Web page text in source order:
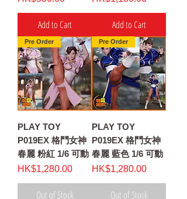
Add to Cart Add to Cart
Pre Order
PLAY TOY
P019EX 格鬥女神
春麗 粉紅 1/6 可動
Price
HK$1,280.00
Out of Stock
Pre Order
PLAY TOY
P019EX 格鬥女神
春麗 藍色 1/6 可動
Price
HK$1,280.00
Out of Stock